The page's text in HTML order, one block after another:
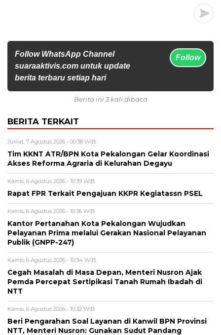
Follow WhatsApp Channel
suaraaktivis.com untuk update
berita terbaru setiap hari
Follow
Berita ini 3 kali dibaca
BERITA TERKAIT
Jumat, 7 Agustus 2026 - 00:38 WIB
Tim KKNT ATR/BPN Kota Pekalongan Gelar Koordinasi
Akses Reforma Agraria di Kelurahan Degayu
Kamis, 6 Agustus 2026 - 10:39 WIB
Rapat FPR Terkait Pengajuan KKPR Kegiatassn PSEL
Kamis, 6 Agustus 2026 - 10:36 WIB
Kantor Pertanahan Kota Pekalongan Wujudkan
Pelayanan Prima melalui Gerakan Nasional Pelayanan
Publik (GNPP-247)
Kamis, 6 Agustus 2026 - 10:34 WIB
Cegah Masalah di Masa Depan, Menteri Nusron Ajak
Pemda Percepat Sertipikasi Tanah Rumah Ibadah di
NTT
Kamis, 6 Agustus 2026 - 10:32 WIB
Beri Pengarahan Soal Layanan di Kanwil BPN Provinsi
NTT, Menteri Nusron: Gunakan Sudut Pandang